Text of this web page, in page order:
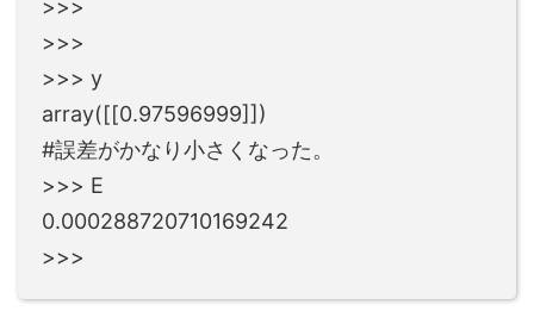
>>>
>>>
>>> y
array([[0.97596999]])
#誤差がかなり小さくなった。
>>> E
0.000288720710169242
>>>